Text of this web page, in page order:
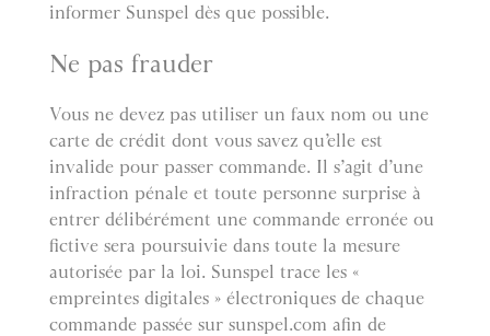
informer Sunspel dès que possible.
Ne pas frauder
Vous ne devez pas utiliser un faux nom ou une
carte de crédit dont vous savez qu’elle est
invalide pour passer commande. Il s’agit d’une
infraction pénale et toute personne surprise à
entrer délibérément une commande erronée ou
fictive sera poursuivie dans toute la mesure
autorisée par la loi. Sunspel trace les «
empreintes digitales » électroniques de chaque
commande passée sur sunspel.com afin de